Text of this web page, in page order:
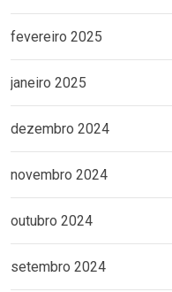
fevereiro 2025
janeiro 2025
dezembro 2024
novembro 2024
outubro 2024
setembro 2024